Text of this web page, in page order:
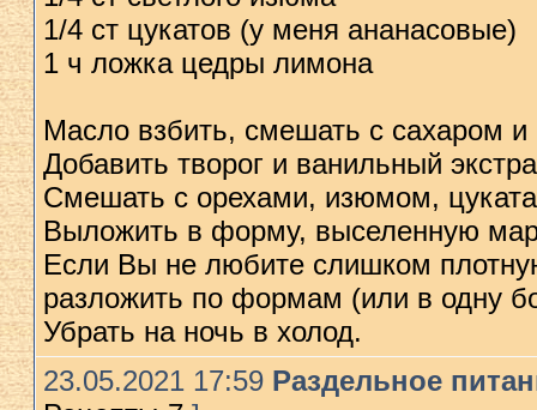
1/4 ст цукатов (у меня ананасовые)
1 ч ложка цедры лимона
Масло взбить, смешать с сахаром и
Добавить творог и ванильный
Смешать с орехами, изюмом,
Выложить в форму, выселенную
Если Вы не любите слишком
разложить по формам (или в одну
Убрать на ночь в холод.
23.05.2021 17:59 Раздельное